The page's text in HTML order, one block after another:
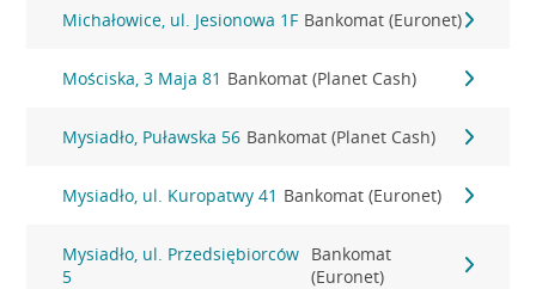
Michałowice, ul. Jesionowa 1F Bankomat (Euronet)
Mościska, 3 Maja 81 Bankomat (Planet Cash)
Mysiadło, Puławska 56 Bankomat (Planet Cash)
Mysiadło, ul. Kuropatwy 41 Bankomat (Euronet)
Mysiadło, ul. Przedsiębiorców
5
Bankomat
(Euronet)